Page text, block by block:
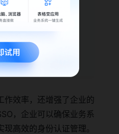
作效率，还增强了企业的
，企业可以确保业务系
高效的身份认证管理。